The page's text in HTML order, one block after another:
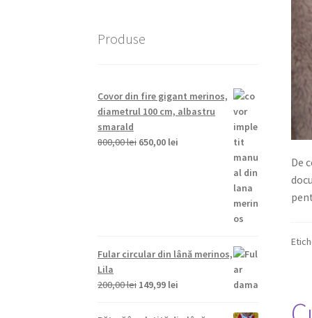
De
Produse
Covor din fire gigant merinos,
diametrul 100 cm, albastru
smarald
800,00lei Prețul
650,00 lei
Fular circular din lână merinos,
Lila
200,00lei Prețul
149,99 lei
este: